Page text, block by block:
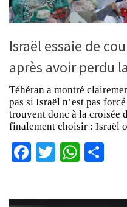
Israël essaie de
après avoir perdu
Téhéran a montré
pas si Israël n’est pas
trouvent donc à la croisée
finalement choisir : Israël
Facebook
Twitter